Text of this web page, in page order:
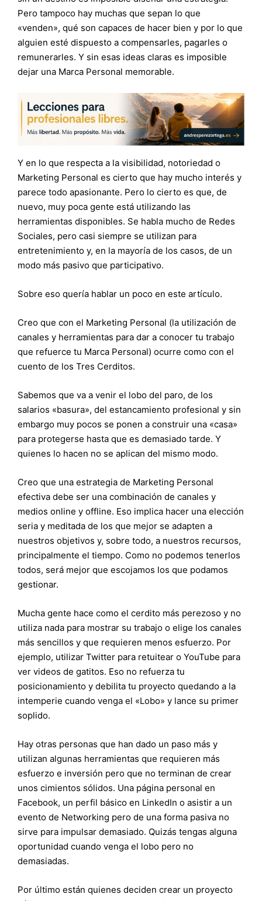
Pero tampoco hay muchas que sepan lo que
«venden», qué son capaces de hacer bien y por lo que
alguien esté dispuesto a compensarles, pagarles o
remunerarles. Y sin esas ideas claras es imposible
dejar una Marca Personal memorable.
Y en lo que respecta a la visibilidad, notoriedad o
Marketing Personal es cierto que hay mucho interés y
parece todo apasionante. Pero lo cierto es que, de
nuevo, muy poca gente está utilizando las
herramientas disponibles. Se habla mucho de Redes
Sociales, pero casi siempre se utilizan para
entretenimiento y, en la mayoría de los casos, de un
modo más pasivo que participativo.
Sobre eso quería hablar un poco en este artículo.
Creo que con el Marketing Personal (la utilización de
canales y herramientas para dar a conocer tu trabajo
que refuerce tu Marca Personal) ocurre como con el
cuento de los Tres Cerditos.
Sabemos que va a venir el lobo del paro, de los
salarios «basura», del estancamiento profesional y sin
embargo muy pocos se ponen a construir una «casa»
para protegerse hasta que es demasiado tarde. Y
quienes lo hacen no se aplican del mismo modo.
Creo que una estrategia de Marketing Personal
efectiva debe ser una combinación de canales y
medios online y offline. Eso implica hacer una elección
seria y meditada de los que mejor se adapten a
nuestros objetivos y, sobre todo, a nuestros recursos,
principalmente el tiempo. Como no podemos tenerlos
todos, será mejor que escojamos los que podamos
gestionar.
Mucha gente hace como el cerdito más perezoso y no
utiliza nada para mostrar su trabajo o elige los canales
más sencillos y que requieren menos esfuerzo. Por
ejemplo, utilizar Twitter para retuitear o YouTube para
ver videos de gatitos. Eso no refuerza tu
posicionamiento y debilita tu proyecto quedando a la
intemperie cuando venga el «Lobo» y lance su primer
soplido.
Hay otras personas que han dado un paso más y
utilizan algunas herramientas que requieren más
esfuerzo e inversión pero que no terminan de crear
unos cimientos sólidos. Una página personal en
Facebook, un perfil básico en LinkedIn o asistir a un
evento de Networking pero de una forma pasiva no
sirve para impulsar demasiado. Quizás tengas alguna
oportunidad cuando venga el lobo pero no
demasiadas.
Por último están quienes deciden crear un proyecto